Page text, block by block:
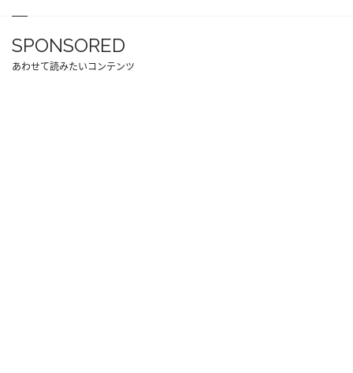
SPONSORED
あわせて読みたいコンテンツ